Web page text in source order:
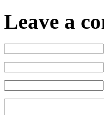
Leave a